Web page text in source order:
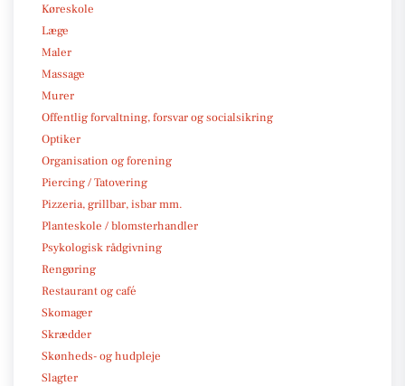
Køreskole
Læge
Maler
Massage
Murer
Offentlig forvaltning, forsvar og socialsikring
Optiker
Organisation og forening
Piercing / Tatovering
Pizzeria, grillbar, isbar mm.
Planteskole / blomsterhandler
Psykologisk rådgivning
Rengøring
Restaurant og café
Skomager
Skrædder
Skønheds- og hudpleje
Slagter